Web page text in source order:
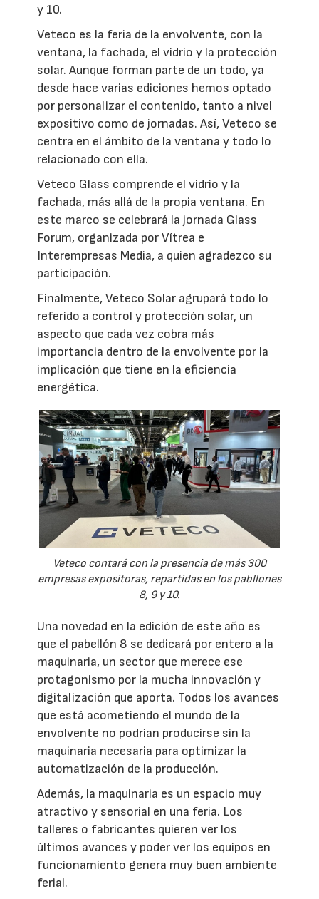
y 10.
Veteco es la feria de la envolvente, con la
ventana, la fachada, el vidrio y la protección
solar. Aunque forman parte de un todo, ya
desde hace varias ediciones hemos optado
por personalizar el contenido, tanto a nivel
expositivo como de jornadas. Así, Veteco se
centra en el ámbito de la ventana y todo lo
relacionado con ella.
Veteco Glass comprende el vidrio y la
fachada, más allá de la propia ventana. En
este marco se celebrará la jornada Glass
Forum, organizada por Vítrea e
Interempresas Media, a quien agradezco su
participación.
Finalmente, Veteco Solar agrupará todo lo
referido a control y protección solar, un
aspecto que cada vez cobra más
importancia dentro de la envolvente por la
implicación que tiene en la eficiencia
energética.
Veteco contará con la presencia de más 300
empresas expositoras, repartidas en los pabllones
8, 9 y 10.
Una novedad en la edición de este año es
que el pabellón 8 se dedicará por entero a la
maquinaria, un sector que merece ese
protagonismo por la mucha innovación y
digitalización que aporta. Todos los avances
que está acometiendo el mundo de la
envolvente no podrían producirse sin la
maquinaria necesaria para optimizar la
automatización de la producción.
Además, la maquinaria es un espacio muy
atractivo y sensorial en una feria. Los
talleres o fabricantes quieren ver los
últimos avances y poder ver los equipos en
funcionamiento genera muy buen ambiente
ferial.